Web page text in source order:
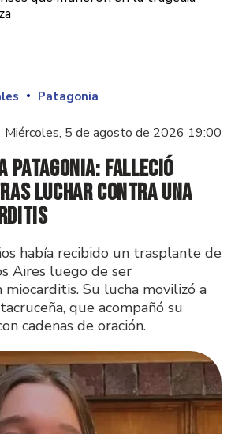
Patagonia
Miércoles, 5 de agosto de 2026 19:00
Patagonia: falleció
luchar contra una
había recibido un trasplante de
Aires luego de ser
miocarditis. Su lucha movilizó a
que acompañó su
cadenas de oración.